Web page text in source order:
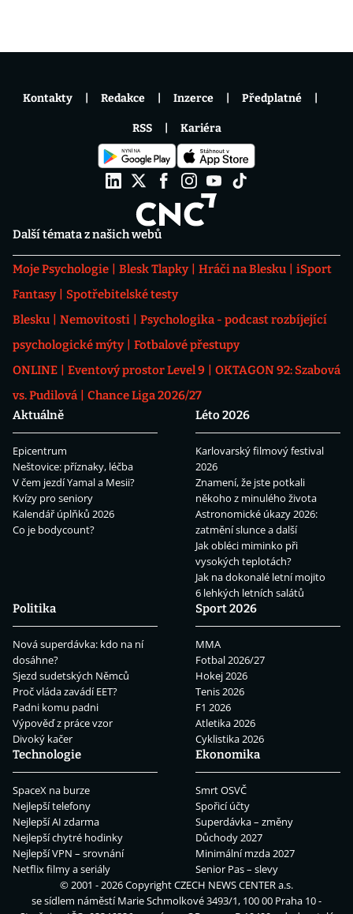
Další témata z našich webů
Moje Psychologie Blesk Tlapky Hráči na Blesku
iSport
Fantasy
Spotřebitelské testy
Blesku
Nemovitosti
Psychologika - podcast rozbíjející
psychologické mýty
Fotbalové přestupy
ONLINE
Eventový prostor Level 9
OKTAGON 92: Szabová
vs. Pudilová
Chance Liga 2026/27
Aktuálně
Epicentrum
Neštovice: příznaky, léčba
V čem jezdí Yamal a Mesii?
Kvízy pro seniory
Kalendář úplňků 2026
Co je bodycount?
Léto 2026
Karlovarský filmový festival
2026
Znamení, že jste potkali
někoho z minulého života
Astronomické úkazy 2026:
zatmění slunce a další
Jak obléci miminko při
vysokých teplotách?
Jak na dokonalé letní mojito
6 lehkých letních salátů
Politika
Nová superdávka: kdo na ní
dosáhne?
Sjezd sudetských Němců
Proč vláda zavádí EET?
Padni komu padni
Výpověď z práce vzor
Divoký kačer
Sport 2026
MMA
Fotbal 2026/27
Hokej 2026
Tenis 2026
F1 2026
Atletika 2026
Cyklistika 2026
Technologie
SpaceX na burze
Nejlepší telefony
Nejlepší AI zdarma
Nejlepší chytré hodinky
Nejlepší VPN – srovnání
Netflix filmy a seriály
Ekonomika
Smrt OSVČ
Spořicí účty
Superdávka – změny
Důchody 2027
Minimální mzda 2027
Senior Pas – slevy
Kontakty Redakce Inzerce Předplatné
RSS Kariéra
© 2001 - 2026 CopyrightCZECH NEWS CENTER a.s.
se sídlem náměstí Marie Schmolkové 3493/1, 100 00 Praha 10 -